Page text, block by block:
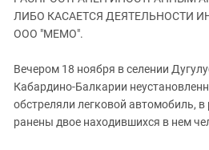
Дагестан
Ингушетия
Кабардино-Балкария
Калмыкия
Карачаево-Черкесия
ЛИБО КАСАЕТСЯ ДЕЯТЕЛЬНОСТИ
ООО "МЕМО".
Вечером 18 ноября в селении
Кабардино-Балкарии
обстреляли легковой автомобиль, в
ранены двое находившихся в нем